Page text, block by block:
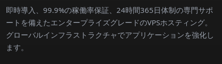
即時導入、99.9%の稼働率保証、24時間365日体制の専門サポ
ートを備えたエンタープライズグレードのVPSホスティング。
グローバルインフラストラクチャでアプリケーションを強化し
ます。